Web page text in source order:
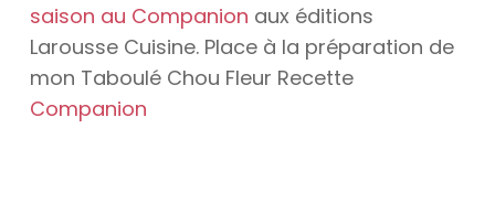
saison au Companion aux éditions
Larousse Cuisine. Place à la préparation de
mon Taboulé Chou Fleur Recette
Companion